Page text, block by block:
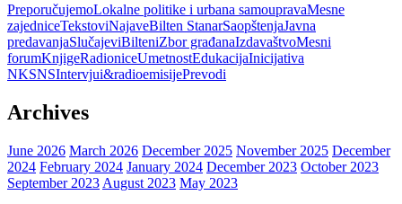
PreporučujemoLokalne politike i urbana samoupravaMesne
zajedniceTekstoviNajaveBilten StanarSaopštenjaJavna
predavanjaSlučajeviBilteniZbor građanaIzdavaštvoMesni
forumKnjigeRadioniceUmetnostEdukacijaInicijativa
NKSNSIntervjui&radioemisijePrevodi
Archives
June 2026 March 2026 December 2025 November 2025 December
2024 February 2024 January 2024 December 2023 October 2023
September 2023 August 2023 May 2023